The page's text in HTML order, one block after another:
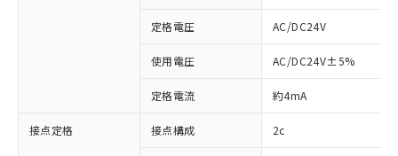
定格電圧 AC/DC24V
使用電圧 AC/DC24V±5%
定格電流 約4mA
接点定格 接点構成 2c